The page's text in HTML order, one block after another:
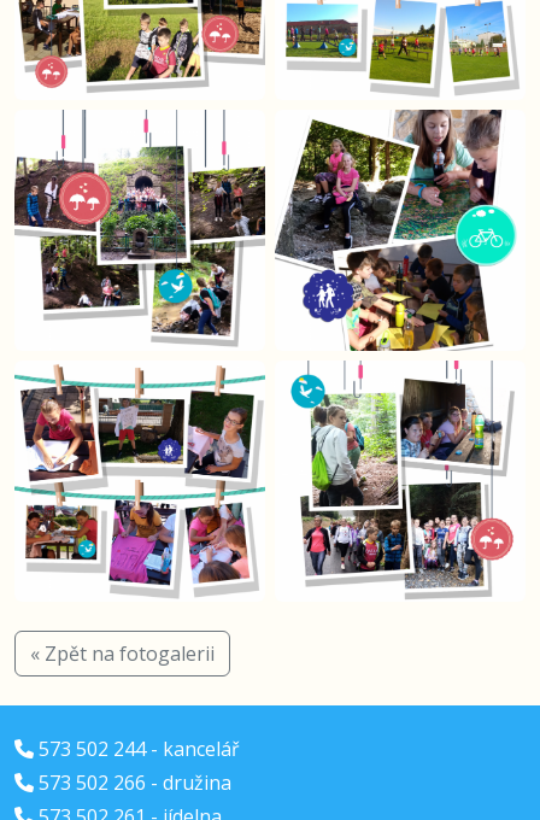
« Zpět na fotogalerii
573 502 244 - kancelář
573 502 266 - družina